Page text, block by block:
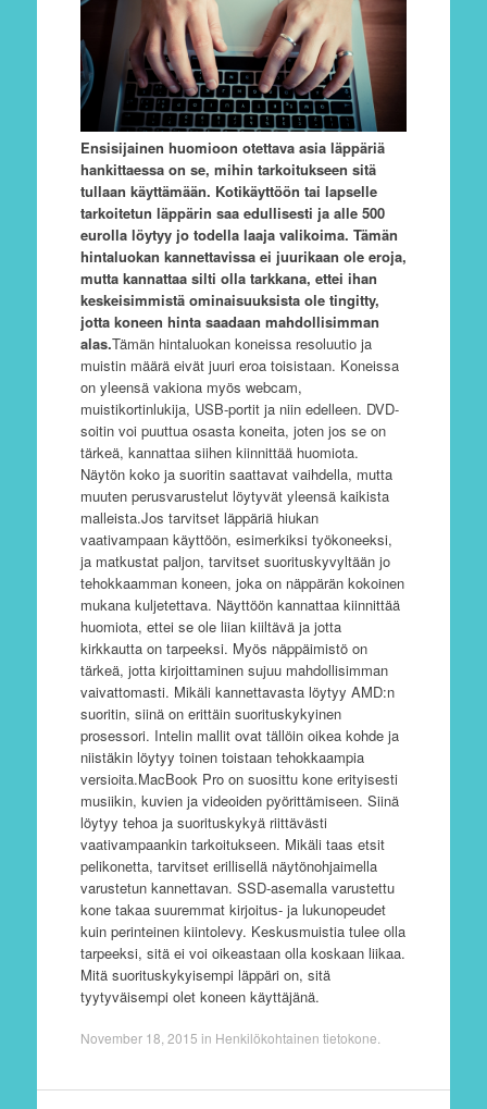
Ensisijainen huomioon otettava asia läppäriä
hankittaessa on se, mihin tarkoitukseen sitä
tullaan käyttämään. Kotikäyttöön tai lapselle
tarkoitetun läppärin saa edullisesti ja alle 500
eurolla löytyy jo todella laaja valikoima. Tämän
hintaluokan kannettavissa ei juurikaan ole eroja,
mutta kannattaa silti olla tarkkana, ettei ihan
keskeisimmistä ominaisuuksista ole tingitty,
jotta koneen hinta saadaan mahdollisimman
alas.Tämän hintaluokan koneissa resoluutio ja
muistin määrä eivät juuri eroa toisistaan. Koneissa
on yleensä vakiona myös webcam,
muistikortinlukija, USB-portit ja niin edelleen. DVD-
soitin voi puuttua osasta koneita, joten jos se on
tärkeä, kannattaa siihen kiinnittää huomiota.
Näytön koko ja suoritin saattavat vaihdella, mutta
muuten perusvarustelut löytyvät yleensä kaikista
malleista.Jos tarvitset läppäriä hiukan
vaativampaan käyttöön, esimerkiksi työkoneeksi,
ja matkustat paljon, tarvitset suorituskyvyltään jo
tehokkaamman koneen, joka on näppärän kokoinen
mukana kuljetettava. Näyttöön kannattaa kiinnittää
huomiota, ettei se ole liian kiiltävä ja jotta
kirkkautta on tarpeeksi. Myös näppäimistö on
tärkeä, jotta kirjoittaminen sujuu mahdollisimman
vaivattomasti. Mikäli kannettavasta löytyy AMD:n
suoritin, siinä on erittäin suorituskykyinen
prosessori. Intelin mallit ovat tällöin oikea kohde ja
niistäkin löytyy toinen toistaan tehokkaampia
versioita.MacBook Pro on suosittu kone erityisesti
musiikin, kuvien ja videoiden pyörittämiseen. Siinä
löytyy tehoa ja suorituskykyä riittävästi
vaativampaankin tarkoitukseen. Mikäli taas etsit
pelikonetta, tarvitset erillisellä näytönohjaimella
varustetun kannettavan. SSD-asemalla varustettu
kone takaa suuremmat kirjoitus- ja lukunopeudet
kuin perinteinen kiintolevy. Keskusmuistia tulee olla
tarpeeksi, sitä ei voi oikeastaan olla koskaan liikaa.
Mitä suorituskykyisempi läppäri on, sitä
tyytyväisempi olet koneen käyttäjänä.
November 18, 2015 in Henkilökohtainen tietokone